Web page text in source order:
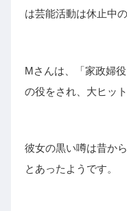
は芸能活動は休止中の
Mさんは、「家政婦役
の役をされ、大ヒッ
彼女の黒い噂は昔か
とあったようです。